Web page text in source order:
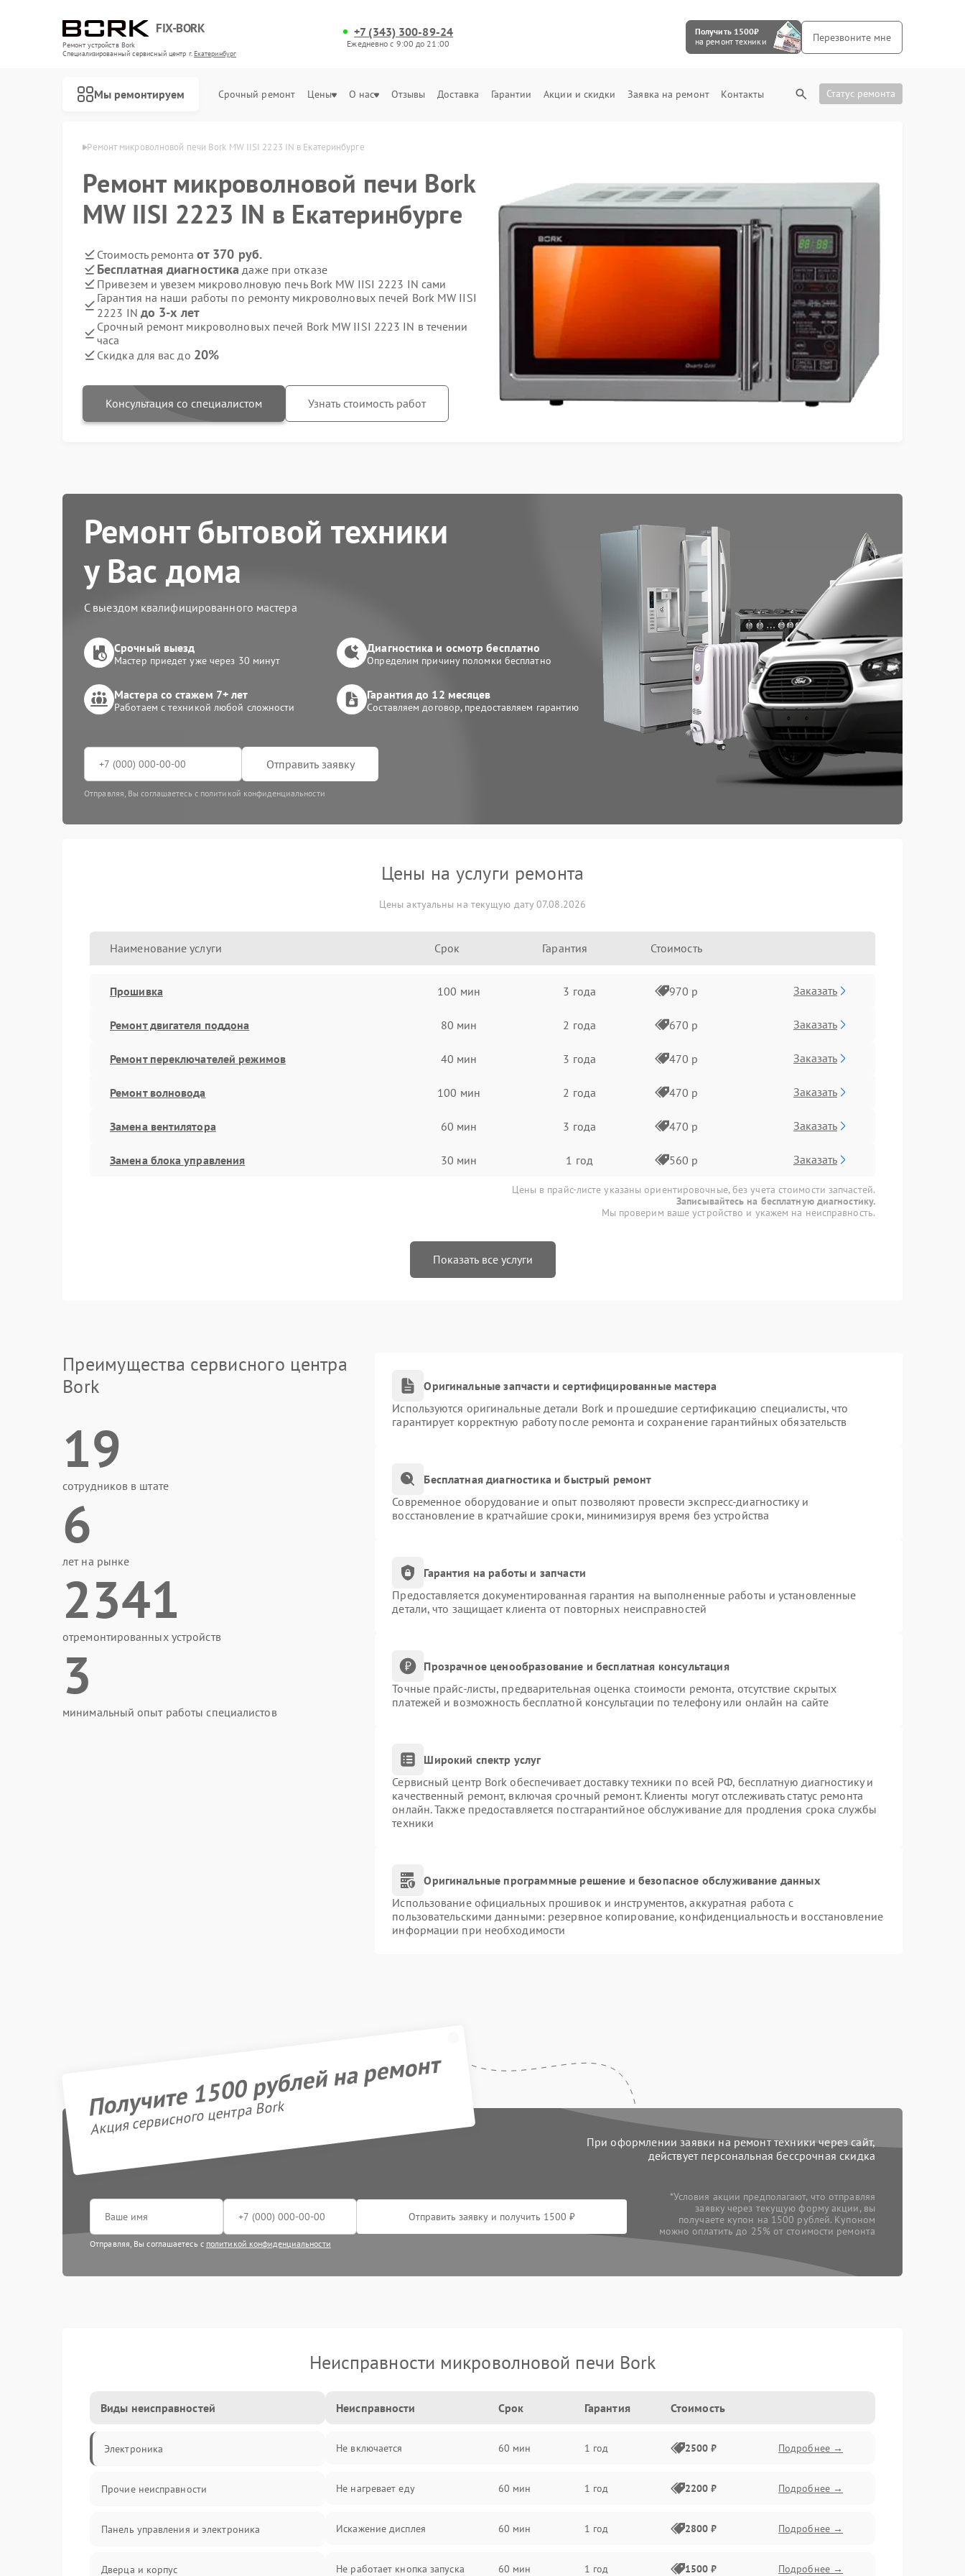
FIX-BORK
Ремонт устройств Bork
Специализированный cервисный центр г.Екатеринбург
+7 (343) 300-89-24
Ежедневно с 9:00 до 21:00
Получить 1500₽
на ремонт техники
Перезвоните мне
Мы ремонтируем Срочный ремонт Цены О нас Отзывы Доставка Гарантии Акции и скидки Заявка на ремонт Контакты Статус ремонта
в Екатеринбурге Ремонт микроволновой печи Bork MW IISI 2223 IN в Екатеринбурге
Ремонт микроволновой печи Bork
MW IISI 2223 IN в Екатеринбурге
Стоимость ремонта от 370 руб.
Бесплатная диагностика даже при отказе
Привезем и увезем микроволновую печь Bork MW IISI 2223 IN сами
Гарантия на наши работы по ремонту микроволновых печей Bork MW IISI
2223 IN до 3-х лет
Срочный ремонт микроволновых печей Bork MW IISI 2223 IN в течении
часа
Скидка для вас до 20%
Консультация со специалистом Узнать стоимость работ
Ремонт бытовой техники
у Вас дома
С выездом квалифицированного мастера
Срочный выезд
Мастер приедет уже через 30 минут
Диагностика и осмотр бесплатно
Определим причину поломки бесплатно
Мастера со стажем 7+ лет
Работаем с техникой любой сложности
Гарантия до 12 месяцев
Составляем договор, предоставляем гарантию
Отправить заявку
Отправляя, Вы соглашаетесь с политикой конфиденциальности
Цены на услуги ремонта
Цены актуальны на текущую дату 07.08.2026
Наименование услуги Срок Гарантия Стоимость
Прошивка 100 мин 3 года 970 р Заказать
Ремонт двигателя поддона 80 мин 2 года 670 р Заказать
Ремонт переключателей режимов 40 мин 3 года 470 р Заказать
Ремонт волновода 100 мин 2 года 470 р Заказать
Замена вентилятора 60 мин 3 года 470 р Заказать
Замена блока управления 30 мин 1 год 560 р Заказать
Цены в прайс-листе указаны ориентировочные, без учета стоимости запчастей.
Записывайтесь на бесплатную диагностику.
Мы проверим ваше устройство и укажем на неисправность.
Показать все услуги
Преимущества сервисного центра
Bork
19
сотрудников в штате
6
лет на рынке
2341
отремонтированных устройств
3
минимальный опыт работы специалистов
Оригинальные запчасти и сертифицированные мастера
Используются оригинальные детали Bork и прошедшие сертификацию специалисты, что
гарантирует корректную работу после ремонта и сохранение гарантийных обязательств
Бесплатная диагностика и быстрый ремонт
Современное оборудование и опыт позволяют провести экспресс-диагностику и
восстановление в кратчайшие сроки, минимизируя время без устройства
Гарантия на работы и запчасти
Предоставляется документированная гарантия на выполненные работы и установленные
детали, что защищает клиента от повторных неисправностей
Прозрачное ценообразование и бесплатная консультация
Точные прайс-листы, предварительная оценка стоимости ремонта, отсутствие скрытых
платежей и возможность бесплатной консультации по телефону или онлайн на сайте
Широкий спектр услуг
Сервисный центр Bork обеспечивает доставку техники по всей РФ, бесплатную диагностику и
качественный ремонт, включая срочный ремонт. Клиенты могут отслеживать статус ремонта
онлайн. Также предоставляется постгарантийное обслуживание для продления срока службы
техники
Оригинальные программные решение и безопасное обслуживание данных
Использование официальных прошивок и инструментов, аккуратная работа с
пользовательскими данными: резервное копирование, конфиденциальность и восстановление
информации при необходимости
Получите 1500 рублей на ремонт
Акция сервисного центра Bork
При оформлении заявки на ремонт техники через сайт,
действует персональная бессрочная скидка
Отправить заявку и получить 1500 ₽
Отправляя, Вы соглашаетесь с политикой конфиденциальности
*Условия акции предполагают, что отправляя
заявку через текущую форму акции, вы
получаете купон на 1500 рублей. Купоном
можно оплатить до 25% от стоимости ремонта
Неисправности микроволновой печи Bork
Виды неисправностей
Электроника
Прочие неисправности
Панель управления и электроника
Дверца и корпус
Неисправности Срок Гарантия Стоимость
Не включается 60 мин 1 год 2500 ₽ Подробнее →
Не нагревает еду 60 мин 1 год 2200 ₽ Подробнее →
Искажение дисплея 60 мин 1 год 2800 ₽ Подробнее →
Не работает кнопка запуска 60 мин 1 год 1500 ₽ Подробнее →